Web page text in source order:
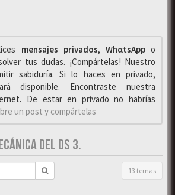
mensajes privados, WhαtsAppo
tus dudas. ¡Compártelas! Nuestro
sabiduría. Si lo haces en privado,
disponible. Encontraste nuestra
De estar en privado no habrías
un post y compártelas
DEL DS 3.
13 temas